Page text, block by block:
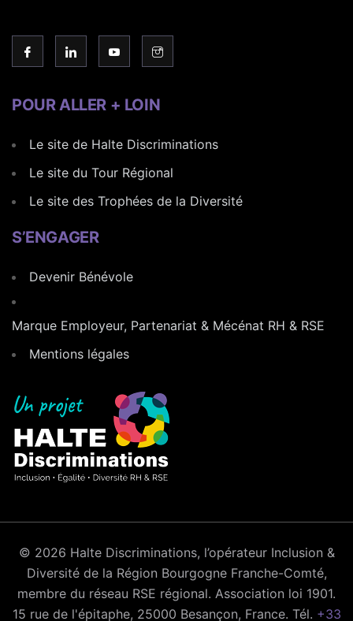
POUR ALLER + LOIN
Le site de Halte Discriminations
Le site du Tour Régional
Le site des Trophées de la Diversité
S’ENGAGER
Devenir Bénévole
Marque Employeur, Partenariat & Mécénat RH & RSE
Mentions légales
© 2026 Halte Discriminations, l’opérateur Inclusion &
Diversité de la Région Bourgogne Franche-Comté,
membre du réseau RSE régional. Association loi 1901.
15 rue de l'épitaphe, 25000 Besançon, France. Tél. +33